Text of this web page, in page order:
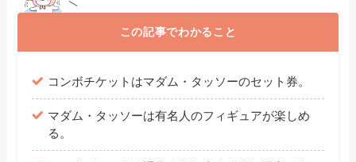
この記事でわかること
コンボチケットはマダム・タッソーのセット券。
マダム・タッソーは有名人のフィギュアが楽しめ
る。